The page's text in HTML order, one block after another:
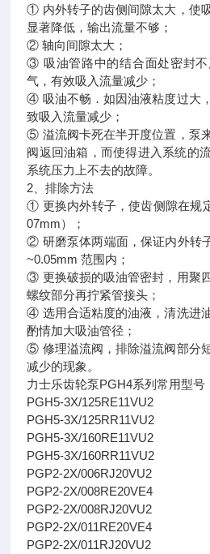
① 内外转子的齿侧间隙太大，使
显著降低，输出流量不够；
② 轴向间隙太大；
③ 吸油管路中的结合面处密封
气，有效吸入流量减少；
④ 吸油不畅．如因油液粘度过大
致吸入流量减少；
⑤ 溢流阀卡死在半开度位置，泵
阀返回油箱，而使得进入系统的
系统压力上不去的故障。
2、排除方法
① 更换内外转子，使齿侧隙在规
07mm）；
② 研磨泵体两端面，保证内外转
~0.05mm 范围内；
③ 更换破损的吸油管密封，用聚
螺纹部分再拧紧管接头；
④ 选用合适粘度的油液，清洗进
酌情加大吸油管径；
⑤ 修理溢流阀，排除溢流阀部分
减少的现象。
力士乐齿轮泵PGH4系列常用型号
PGH5-3X/125RE11VU2
PGH5-3X/125RR11VU2
PGH5-3X/160RE11VU2
PGH5-3X/160RR11VU2
PGP2-2X/006RJ20VU2
PGP2-2X/008RE20VE4
PGP2-2X/008RJ20VU2
PGP2-2X/011RE20VE4
PGP2-2X/011RJ20VU2